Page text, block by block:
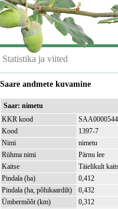
Statistika ja viited
Saare andmete kuvamine
Saar: nimetu
KKR kood
SAA0000544
Kood
1397-7
Nimi
nimetu
Rühma nimi
Pärnu lee
Kaitse
Täielikult
Pindala (ha)
0,412
Pindala (ha, põhikaardilt)
0,432
Ümbermõõt (km)
0,312